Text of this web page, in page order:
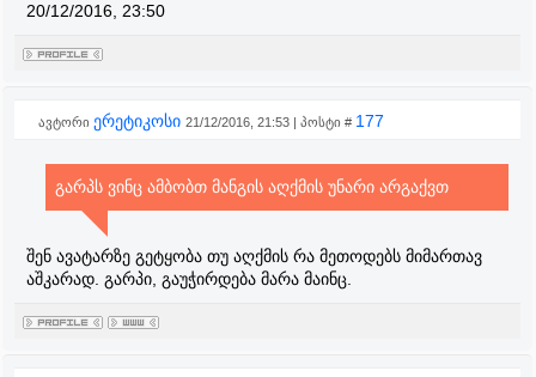
20/12/2016, 23:50
ავტორი ერეტიკოსი 21/12/2016, 21:53 | პოსტი # 177
გარპს ვინც ამბობთ მანგის აღქმის უნარი არგაქვთ
შენ ავატარზე გეტყობა თუ აღქმის რა მეთოდებს მიმართავ
აშკარად. გარპი, გაუჭირდება მარა მაინც.